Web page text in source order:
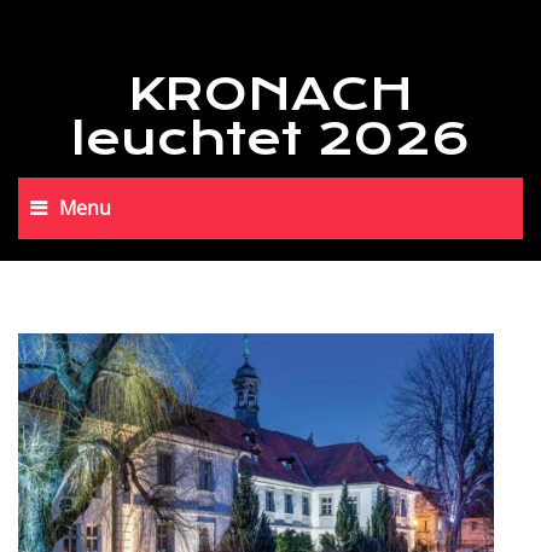
KRONACH
leuchtet 2026
Menu